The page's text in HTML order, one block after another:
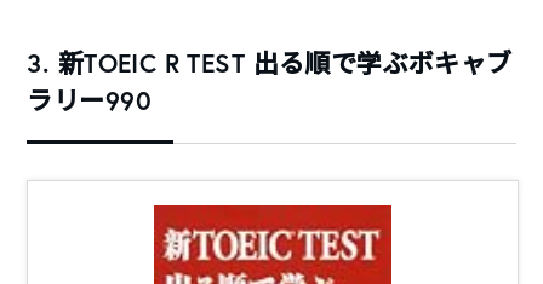
3. 新TOEIC R TEST 出る順で学ぶボキャブ
ラリー990